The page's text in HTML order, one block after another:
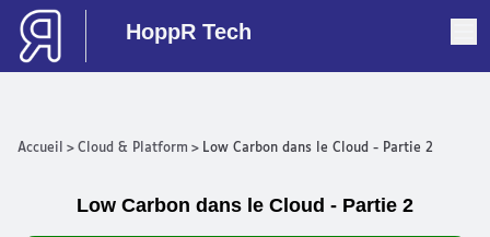
HoppR Tech
Accueil > Cloud & Platform > Low Carbon dans le Cloud - Partie 2
Low Carbon dans le Cloud - Partie 2